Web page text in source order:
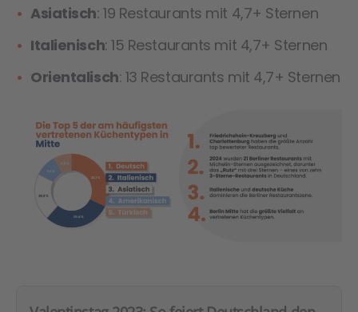
Asiatisch: 19 Restaurants mit 4,7+ Sternen
Italienisch: 15 Restaurants mit 4,7+ Sternen
Orientalisch: 13 Restaurants mit 4,7+ Sternen